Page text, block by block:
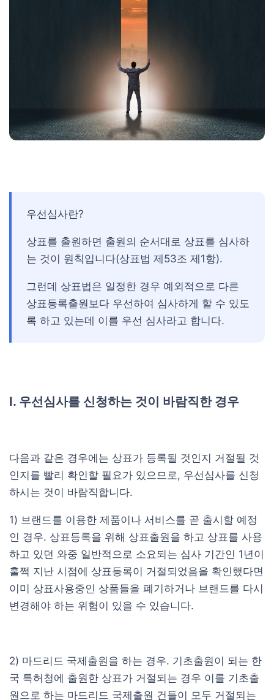
우선심사란?
상표를 출원하면 출원의 순서대로 상표를 심사하
는 것이 원칙입니다(상표법 제53조 제1항).
그런데 상표법은 일정한 경우 예외적으로 다른
상표등록출원보다 우선하여 심사하게 할 수 있도
록 하고 있는데 이를 우선 심사라고 합니다.
I. 우선심사를 신청하는 것이 바람직한 경우
다음과 같은 경우에는 상표가 등록될 것인지 거절될 것
인지를 빨리 확인할 필요가 있으므로, 우선심사를 신청
하시는 것이 바람직합니다.
1) 브랜드를 이용한 제품이나 서비스를 곧 출시할 예정
인 경우. 상표등록을 위해 상표출원을 하고 상표를 사용
하고 있던 와중 일반적으로 소요되는 심사 기간인 1년이
훌쩍 지난 시점에 상표등록이 거절되었음을 확인했다면
이미 상표사용중인 상품들을 폐기하거나 브랜드를 다시
변경해야 하는 위험이 있을 수 있습니다.
2) 마드리드 국제출원을 하는 경우. 기초출원이 되는 한
국 특허청에 출원한 상표가 거절되는 경우 이를 기초출
원으로 하는 마드리드 국제출원 건들이 모두 거절되는